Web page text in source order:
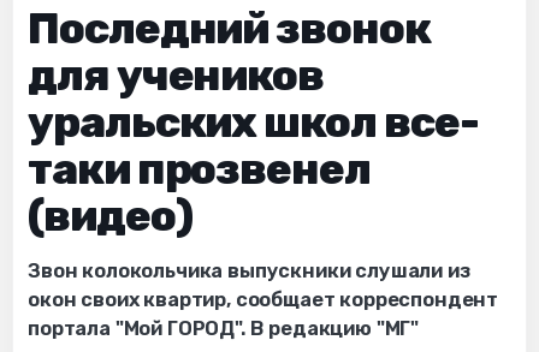
Последний звонок
для учеников
уральских школ все-
таки прозвенел
(видео)
Звон колокольчика выпускники слушали из
окон своих квартир, сообщает корреспондент
портала "Мой ГОРОД". В редакцию "МГ"